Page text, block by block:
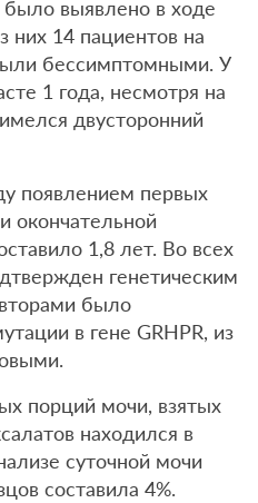
было выявлено в ходе
них 14 пациентов на
бессимптомными. У
1 года, несмотря на
двусторонний
появлением первых
окончательной
1,8 лет. Во всех
генетическим
было
в гене GRHPR, из
порций мочи, взятых
находился в
суточной мочи
составила 4%.